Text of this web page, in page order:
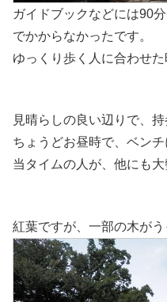
ガイドブックなどには90
でかからなかったです。
ゆっくり歩く人に合わせ
見晴らしの良い辺りで、
ちょうどお昼時で、ベン
当タイムの人が、他にも大
紅葉ですが、一部の木が